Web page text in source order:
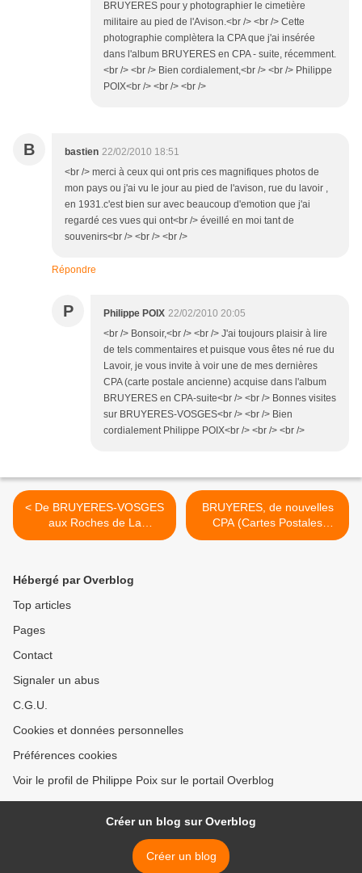
BRUYERES pour y photographier le cimetière
militaire au pied de l'Avison.<br /> <br /> Cette
photographie complètera la CPA que j'ai insérée
dans l'album BRUYERES en CPA - suite, récemment.
<br /> <br /> Bien cordialement,<br /> <br /> Philippe
POIX<br /> <br /> <br />
B bastien 22/02/2010 18:51
<br /> merci à ceux qui ont pris ces magnifiques photos de
mon pays ou j'ai vu le jour au pied de l'avison, rue du lavoir ,
en 1931.c'est bien sur avec beaucoup d'emotion que j'ai
regardé ces vues qui ont<br /> éveillé en moi tant de
souvenirs<br /> <br /> <br />
Répondre
P Philippe POIX 22/02/2010 20:05
<br /> Bonsoir,<br /> <br /> J'ai toujours plaisir à lire
de tels commentaires et puisque vous êtes né rue du
Lavoir, je vous invite à voir une de mes dernières
CPA (carte postale ancienne) acquise dans l'album
BRUYERES en CPA-suite<br /> <br /> Bonnes visites
sur BRUYERES-VOSGES<br /> <br /> Bien
cordialement Philippe POIX<br /> <br /> <br />
< De BRUYERES-VOSGES
aux Roches de La
Clochette
BRUYERES, de nouvelles
CPA (Cartes Postales
Anciennes) >
Hébergé par Overblog
Top articles
Pages
Contact
Signaler un abus
C.G.U.
Cookies et données personnelles
Préférences cookies
Voir le profil de Philippe Poix sur le portail Overblog
Créer un blog sur Overblog
Créer un blog